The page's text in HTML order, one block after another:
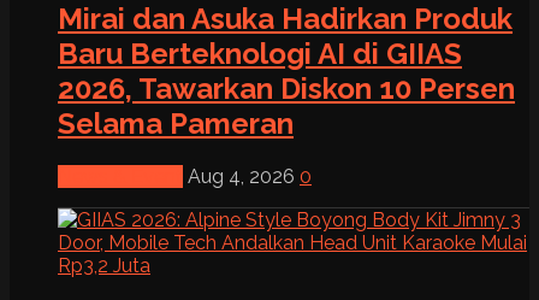
Mirai dan Asuka Hadirkan Produk
Baru Berteknologi AI di GIIAS
2026, Tawarkan Diskon 10 Persen
Selama Pameran
Aug 4, 2026 0